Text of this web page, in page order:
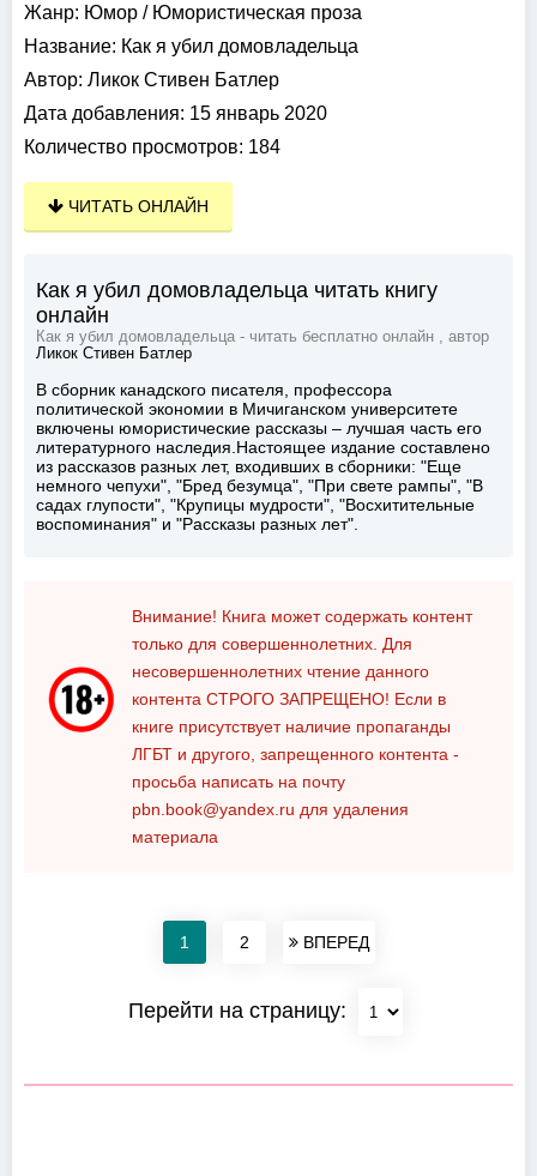
Жанр: Юмор / Юмористическая проза
Название: Как я убил домовладельца
Автор: Ликок Стивен Батлер
Дата добавления: 15 январь 2020
Количество просмотров: 184
ЧИТАТЬ ОНЛАЙН
Как я убил домовладельца читать книгу
онлайн
Как я убил домовладельца - читать бесплатно онлайн , автор
Ликок Стивен Батлер
В сборник канадского писателя, профессора
политической экономии в Мичиганском университете
включены юмористические рассказы – лучшая часть его
литературного наследия.Настоящее издание составлено
из рассказов разных лет, входивших в сборники: "Еще
немного чепухи", "Бред безумца", "При свете рампы", "В
садах глупости", "Крупицы мудрости", "Восхитительные
воспоминания" и "Рассказы разных лет".
Внимание! Книга может содержать контент
только для совершеннолетних. Для
несовершеннолетних чтение данного
контента СТРОГО ЗАПРЕЩЕНО! Если в
книге присутствует наличие пропаганды
ЛГБТ и другого, запрещенного контента -
просьба написать на почту
pbn.book@yandex.ru для удаления
материала
1 2 ВПЕРЕД
Перейти на страницу: